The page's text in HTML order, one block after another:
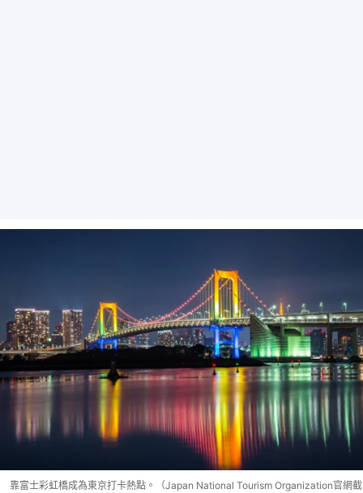
靠富士彩虹橋成為東京打卡熱點。（Japan National Tourism Organization官網截